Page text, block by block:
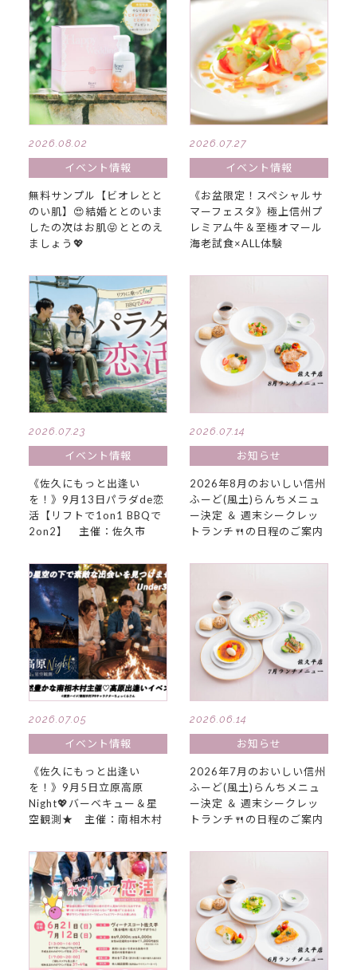
2026.08.02
イベント情報
無料サンプル【ビオレとと
のい肌】😍結婚ととのいま
したの次はお肌😝ととのえ
ましょう💖
2026.07.27
イベント情報
《お盆限定！スペシャルサ
マーフェスタ》極上信州プ
レミアム牛＆至極オマール
海老試食×ALL体験
2026.07.23
イベント情報
《佐久にもっと出逢い
を！》9月13日パラダde恋
活【リフトで1on1 BBQで
2on2】 主催：佐久市
2026.07.14
お知らせ
2026年8月のおいしい信州
ふーど(風土)らんちメニュ
ー決定 ＆ 週末シークレッ
トランチ🍴の日程のご案内
2026.07.05
イベント情報
《佐久にもっと出逢い
を！》9月5日立原高原
Night💖バーベキュー＆星
空観測★ 主催：南相木村
2026.06.14
お知らせ
2026年7月のおいしい信州
ふーど(風土)らんちメニュ
ー決定 ＆ 週末シークレッ
トランチ🍴の日程のご案内